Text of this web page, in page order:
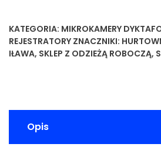
KATEGORIA: MIKROKAMERY
REJESTRATORY ZNACZNIKI:
IŁAWA, SKLEP Z ODZIEŻĄ ROBOCZĄ,
Opis